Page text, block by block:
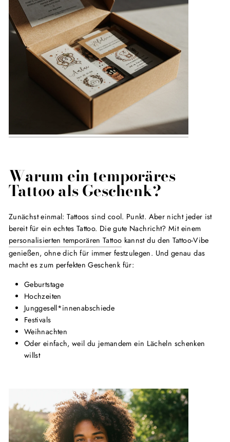
Warum ein temporäres
Tattoo als Geschenk?
Zunächst einmal: Tattoos sind cool. Punkt. Aber nicht jeder ist
bereit für ein echtes Tattoo. Die gute Nachricht? Mit einem
personalisierten temporären Tattoo kannst du den Tattoo-Vibe
genießen, ohne dich für immer festzulegen. Und genau das
macht es zum perfekten Geschenk für:
Geburtstage
Hochzeiten
Junggesell*innenabschiede
Festivals
Weihnachten
Oder einfach, weil du jemandem ein Lächeln schenken
willst